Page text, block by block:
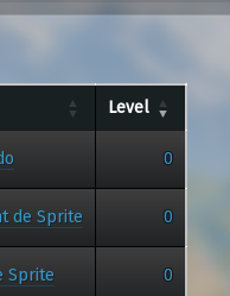
Level
0
de Sprite 0
Sprite 0